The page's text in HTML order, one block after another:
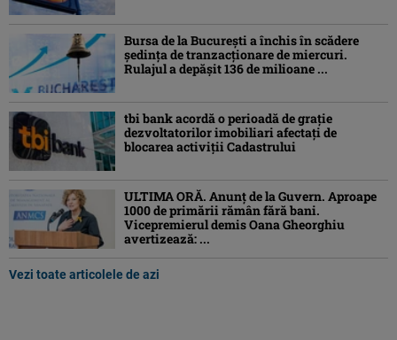
Bursa de la București a închis în scădere
ședința de tranzacționare de miercuri.
Rulajul a depășit 136 de milioane ...
tbi bank acordă o perioadă de grație
dezvoltatorilor imobiliari afectați de
blocarea activiții Cadastrului
ULTIMA ORĂ. Anunț de la Guvern. Aproape
1000 de primării rămân fără bani.
Vicepremierul demis Oana Gheorghiu
avertizează: ...
Vezi toate articolele de azi